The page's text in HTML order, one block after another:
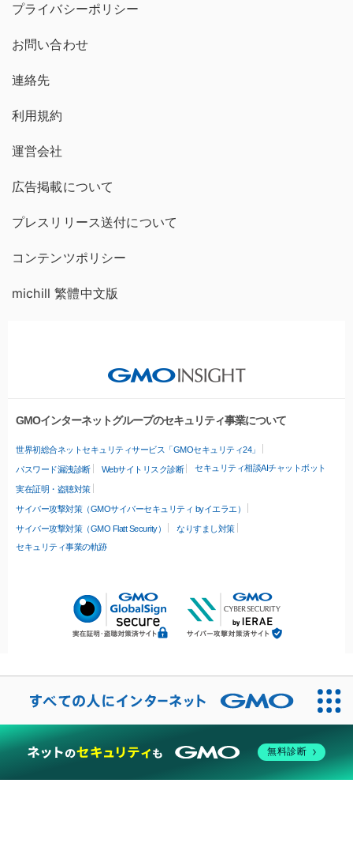
プライバシーポリシー
お問い合わせ
連絡先
利用規約
運営会社
広告掲載について
プレスリリース送付について
コンテンツポリシー
michill 繁體中文版
GMOインターネットグループのセキュリティ事業について
世界初総合ネットセキュリティサービス「GMOセキュリティ24」
パスワード漏洩診断 Webサイトリスク診断 セキュリティ相談AIチャットボット
実在証明・盗聴対策
サイバー攻撃対策（GMOサイバーセキュリティ byイエラエ）
サイバー攻撃対策（GMO Flatt Security）
なりすまし対策
セキュリティ事業の軌跡
無料診断